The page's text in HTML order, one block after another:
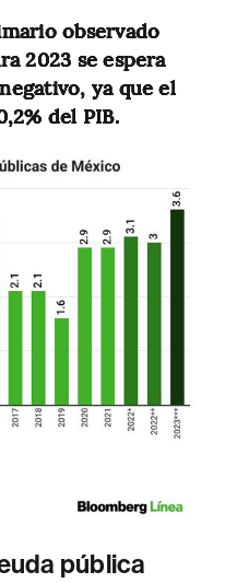
observado
2023 se espera
ya que el
del PIB.
pública